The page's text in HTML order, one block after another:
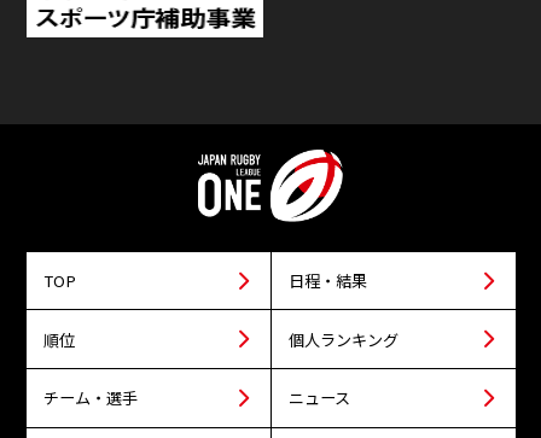
TOP 日程・結果
順位 個人ランキング
チーム・選手 ニュース